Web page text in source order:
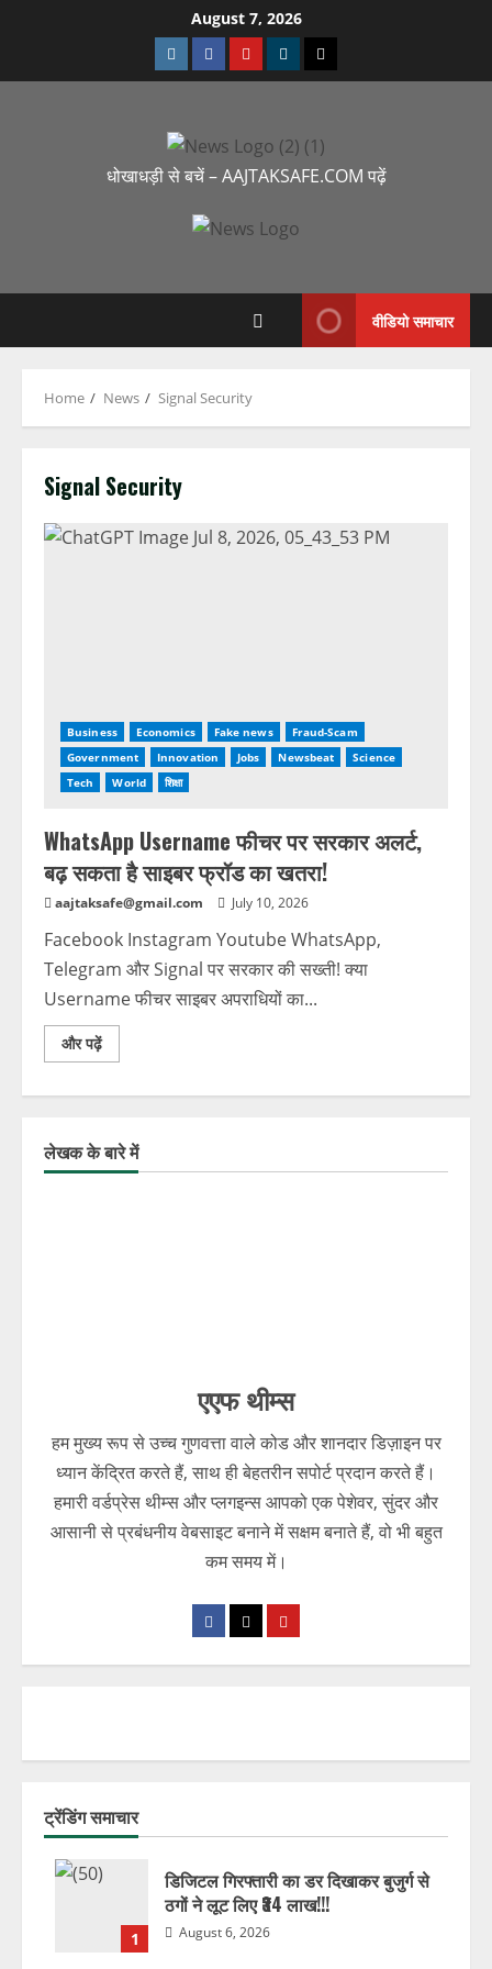
August 7, 2026
धोखाधड़ी से बचें – AAJTAKSAFE.COM पढ़ें
वीडियो समाचार
Home News Signal Security
Signal Security
Business Economics Fake news
Fraud-Scam
Government
Innovation Jobs Newsbeat
Science
Tech
World शिक्षा
WhatsApp Username फीचर पर सरकार अलर्ट,
बढ़ सकता है साइबर फ्रॉड का खतरा!
aajtaksafe@gmail.com July 10, 2026
Facebook Instagram Youtube WhatsApp,
Telegram और Signal पर सरकार की सख्ती! क्या
Username फीचर साइबर अपराधियों का...
और पढ़ें
लेखक के बारे में
एएफ थीम्स
हम मुख्य रूप से उच्च गुणवत्ता वाले कोड और शानदार डिज़ाइन पर
ध्यान केंद्रित करते हैं, साथ ही बेहतरीन सपोर्ट प्रदान करते हैं।
हमारी वर्डप्रेस थीम्स और प्लगइन्स आपको एक पेशेवर, सुंदर और
आसानी से प्रबंधनीय वेबसाइट बनाने में सक्षम बनाते हैं, वो भी बहुत
कम समय में।
ट्रेंडिंग समाचार
1
डिजिटल गिरफ्तारी का डर दिखाकर बुजुर्ग से
ठगों ने लूट लिए ₹34 लाख!!!
August 6, 2026